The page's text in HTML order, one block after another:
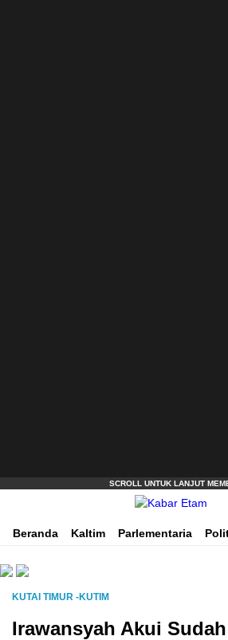
Beranda
Kaltim Parlementaria
KUTAI TIMUR -KUTIM
Irawansyah Akui